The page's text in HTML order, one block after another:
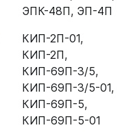
ЭПК-48П, ЭП-4П
КИП-2П-01,
КИП-2П,
КИП-69П-3/5,
КИП-69П-3/5-01,
КИП-69П-5,
КИП-69П-5-01